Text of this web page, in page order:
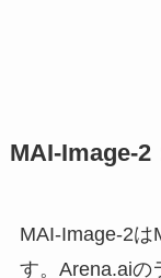
MAI-Image-2
MAI-Image-2は
す。Arena.aiの